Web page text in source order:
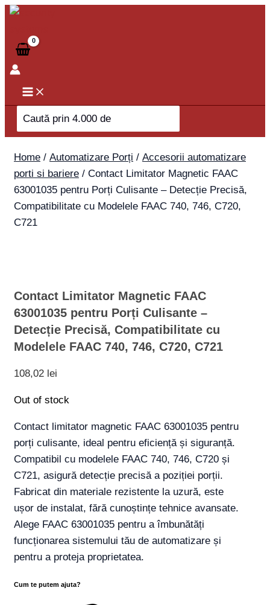
Skip
content
Search
for:
Home / Automatizare Porți / Accesorii automatizare
porti si bariere / Contact Limitator Magnetic FAAC
63001035 pentru Porți Culisante – Detecție Precisă,
Compatibilitate cu Modelele FAAC 740, 746, C720,
C721
Contact Limitator Magnetic FAAC
63001035 pentru Porți Culisante –
Detecție Precisă, Compatibilitate cu
Modelele FAAC 740, 746, C720, C721
108,02 lei
Out of stock
Contact limitator magnetic FAAC 63001035 pentru
porți culisante, ideal pentru eficiență și siguranță.
Compatibil cu modelele FAAC 740, 746, C720 și
C721, asigură detecție precisă a poziției porții.
Fabricat din materiale rezistente la uzură, este
ușor de instalat, fără cunoștințe tehnice avansate.
Alege FAAC 63001035 pentru a îmbunătăți
funcționarea sistemului tău de automatizare și
pentru a proteja proprietatea.
Cum te putem ajuta?